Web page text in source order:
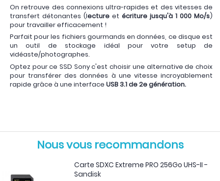
On retrouve des connexions ultra-rapides et des vitesses de
transfert détonantes (lecture et écriture jusqu'à 1 000 Mo/s)
pour travailler efficacement !
Parfait pour les fichiers gourmands en données, ce disque est
un outil de stockage idéal pour votre setup de
vidéaste/photographes.
Optez pour ce SSD Sony c'est choisir une alternative de choix
pour transférer des données à une vitesse incroyablement
rapide grâce à une interface USB 3.1 de 2e génération.
Nous vous recommandons
Carte SDXC Extreme PRO 256Go UHS-II -
Sandisk